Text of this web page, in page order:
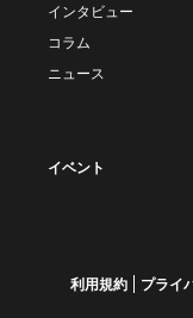
インタビュー
コラム
ニュース
イベント
利用規約 プライ